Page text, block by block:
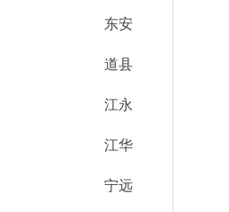
东安
道县
江永
江华
宁远